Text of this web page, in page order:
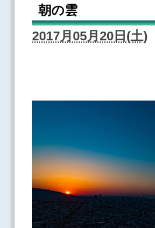
朝の雲
2017月05月20日(土)